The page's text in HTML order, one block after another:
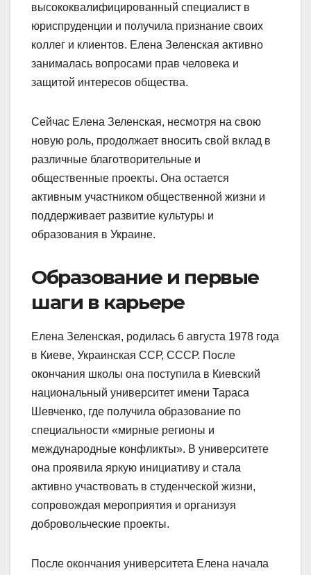
высококвалифицированный специалист в
юриспруденции и получила признание своих
коллег и клиентов. Елена Зеленская активно
занималась вопросами прав человека и
защитой интересов общества.
Сейчас Елена Зеленская, несмотря на свою
новую роль, продолжает вносить свой вклад в
различные благотворительные и
общественные проекты. Она остается
активным участником общественной жизни и
поддерживает развитие культуры и
образования в Украине.
Образование и первые
шаги в карьере
Елена Зеленская, родилась 6 августа 1978 года
в Киеве, Украинская ССР, СССР. После
окончания школы она поступила в Киевский
национальный университет имени Тараса
Шевченко, где получила образование по
специальности «мирные регионы и
международные конфликты». В университете
она проявила яркую инициативу и стала
активно участвовать в студенческой жизни,
сопровождая мероприятия и организуя
добровольческие проекты.
После окончания университета Елена начала